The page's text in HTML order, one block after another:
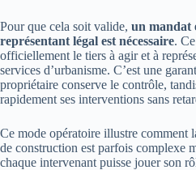
Pour que cela soit valide, un mandat
représentant légal est nécessaire.
officiellement le tiers à agir et à
services d’urbanisme. C’est une
propriétaire conserve le contrôle,
rapidement ses interventions sans
Ce mode opératoire illustre comment
de construction est parfois complexe
chaque intervenant puisse jouer son